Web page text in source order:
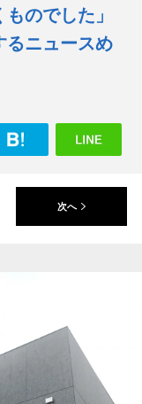
のでした」
るニュースめ
次へ